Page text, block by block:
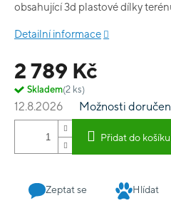
2 789 Kč
Skladem(2 ks)
12.8.2026 Možnosti
Přidat do košíku
obsahující 3d plastové dílky
Detailní informace
Zeptat se Hlídat